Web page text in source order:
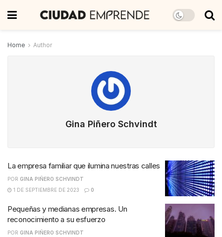
Home Author
Gina Piñero Schvindt
La empresa familiar que ilumina nuestras calles
POR GINA PIÑERO SCHVINDT
1 DE SEPTIEMBRE DE 2023
0
Pequeñas y medianas empresas. Un
reconocimiento a su esfuerzo
POR GINA PIÑERO SCHVINDT